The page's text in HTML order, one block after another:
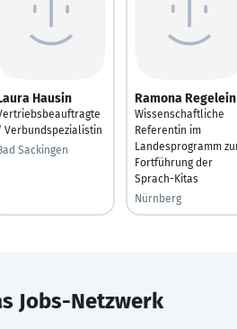
Hausin
Verbundspezialistin
Sackingen
Ramona Regelein
Wissenschaftliche
Referentin im
Landesprogramm
Fortführung der
Sprach-Kitas
Nürnberg
Jobs-Netzwerk